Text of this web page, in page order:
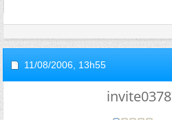
11/08/2006, 13h55